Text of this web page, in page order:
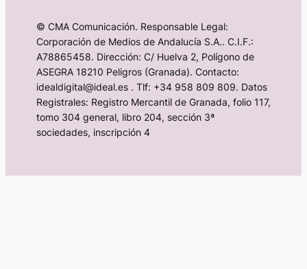
© CMA Comunicación. Responsable Legal:
Corporación de Medios de Andalucía S.A.. C.I.F.:
A78865458. Dirección: C/ Huelva 2, Polígono de
ASEGRA 18210 Peligros (Granada). Contacto:
idealdigital@ideal.es . Tlf: +34 958 809 809. Datos
Registrales: Registro Mercantil de Granada, folio 117,
tomo 304 general, libro 204, sección 3ª
sociedades, inscripción 4